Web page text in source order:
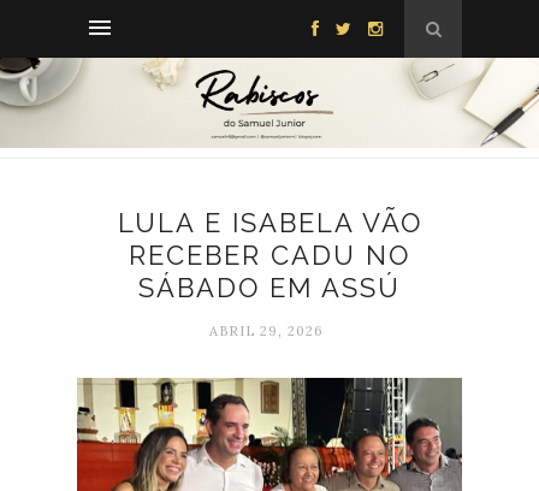
LULA E ISABELA VÃO
RECEBER CADU NO
SÁBADO EM ASSÚ
ABRIL 29, 2026